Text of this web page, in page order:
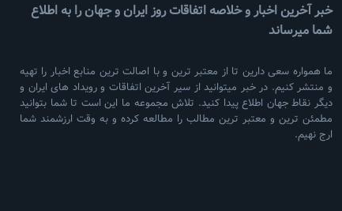
خبر آخرین اخبار و خلاصه اتفاقات روز ایران و جهان را به اطلاع
شما میرساند
ما همواره سعی دارین تا از معتبر ترین و با اصالت ترین منابع اخبار را تهیه
و منتشر کنیم. در خبر میتوانید از سیر آخرین اتفاقات و رویداد های ایران و
دیگر نقاط جهان اطلاع پیدا کنید. تلاش مجموعه ما این است تا شما بتوانید
مطمئن ترین و معتبر ترین مطالب را مطالعه کرده و به وقت ارزشمند شما
ارج نهیم.